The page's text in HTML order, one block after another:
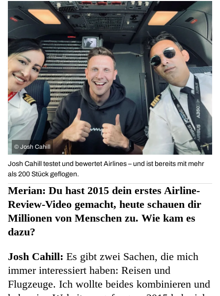
© Josh Cahill
Josh Cahill testet und bewertet Airlines – und ist bereits mit mehr
als 200 Stück geflogen.
Merian: Du hast 2015 dein erstes Airline-
Review-Video gemacht, heute schauen dir
Millionen von Menschen zu. Wie kam es
dazu?
Josh Cahill: Es gibt zwei Sachen, die mich
immer interessiert haben: Reisen und
Flugzeuge. Ich wollte beides kombinieren und